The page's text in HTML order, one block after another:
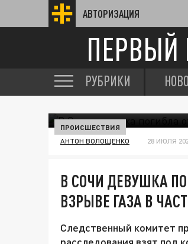
АВТОРИЗАЦИЯ
ПЕРВЫЙ
РУБРИКИ
ПРОИСШЕСТВИЯ
АНТОН ВОЛОЩЕНКО 28 ИЮЛЯ
В СОЧИ ДЕВУШКА
ВЗРЫВЕ ГАЗА В
Следственный комитет